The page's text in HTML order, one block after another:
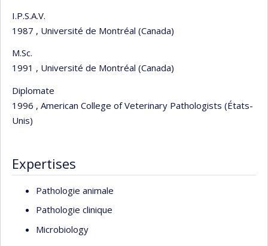
I.P.S.A.V.
1987 , Université de Montréal (Canada)
M.Sc.
1991 , Université de Montréal (Canada)
Diplomate
1996 , American College of Veterinary Pathologists (États-
Unis)
Expertises
Pathologie animale
Pathologie clinique
Microbiology